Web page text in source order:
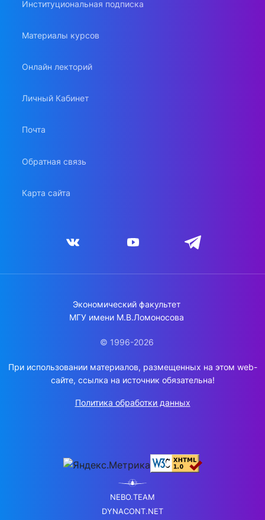
Институциональная подписка
Материалы курсов
Онлайн лекторий
Личный Кабинет
Почта
Обратная связь
Карта сайта
Экономический факультет
МГУ имени М.В.Ломоносова
© 1996-2026
При использовании материалов, размещенных на этом web-
сайте, ссылка на источник обязательна!
Политика обработки данных
NEBO.TEAM
DYNACONT.NET